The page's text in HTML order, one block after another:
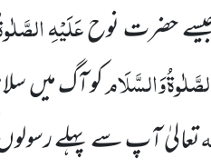
حضرت نوحعَلَیْہِ
وَالسَّلَامکو آگ میں
تعالیٰ آپ سے پہلے